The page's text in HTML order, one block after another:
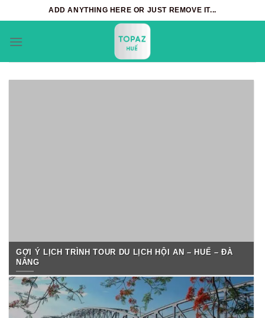
to
content
ADD ANYTHING HERE OR JUST REMOVE IT...
GỢI Ý LỊCH TRÌNH TOUR DU LỊCH HỘI AN – HUẾ – ĐÀ
NẴNG